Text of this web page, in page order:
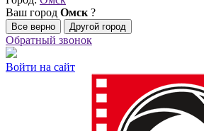
Ваш город Омск ?
Все верно Другой город
Обратный звонок
Войти на сайт